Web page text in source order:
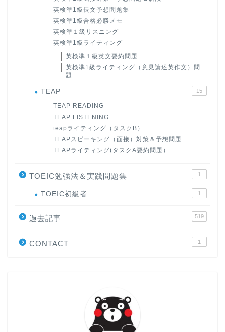
英検準1級長文予想問題集
英検準1級合格必勝メモ
英検準１級リスニング
英検準1級ライティング
英検準１級英文要約問題
英検準1級ライティング（意見論述英作文）問
題
TEAP 15
TEAP READING
TEAP LISTENING
teapライティング（タスクB）
TEAPスピーキング（面接）対策＆予想問題
TEAPライティング(タスクA要約問題）
TOEIC勉強法＆実践問題集 1
TOEIC初級者 1
過去記事 519
CONTACT 1
大学入試英語対策講座
英語名言・格言・カッコい